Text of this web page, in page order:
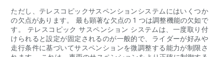
ただし、テレスコピックサスペンションシステムにはいくつか
の欠点があります。 最も顕著な欠点の 1 つは調整機能の欠如で
す。 テレスコピック サスペンション システムは、一度取り付
けられると設定が固定されるのが一般的で、ライダーが好みや
走行条件に基づいてサスペンションを微調整する能力が制限さ